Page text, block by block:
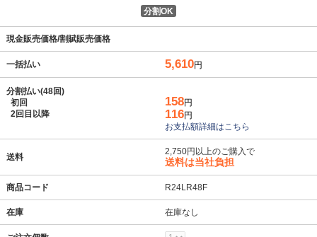
分割OK
現金販売価格/割賦販売価格
一括払い 5,610円
分割払い(48回)
初回
2回目以降
158円
116円
お支払額詳細はこちら
送料
2,750円以上のご購入で
送料は当社負担
商品コード R24LR48F
在庫 在庫なし